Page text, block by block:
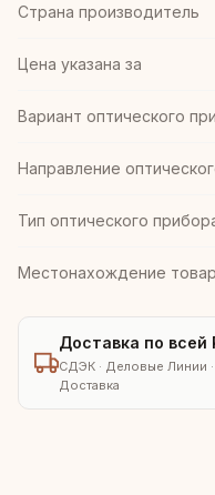
Страна производитель
Цена указана за
Вариант оптического
Направление
Тип оптического
Местонахождение
Доставка по всей
СДЭК · Деловые Линии ·
Доставка